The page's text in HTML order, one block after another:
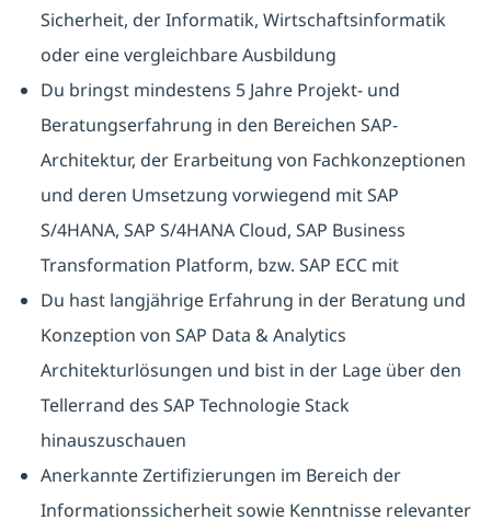
Sicherheit, der Informatik, Wirtschaftsinformatik
oder eine vergleichbare Ausbildung
Du bringst mindestens 5 Jahre Projekt- und
Beratungserfahrung in den Bereichen SAP-
Architektur, der Erarbeitung von Fachkonzeptionen
und deren Umsetzung vorwiegend mit SAP
S/4HANA, SAP S/4HANA Cloud, SAP Business
Transformation Platform, bzw. SAP ECC mit
Du hast langjährige Erfahrung in der Beratung und
Konzeption von SAP Data & Analytics
Architekturlösungen und bist in der Lage über den
Tellerrand des SAP Technologie Stack
hinauszuschauen
Anerkannte Zertifizierungen im Bereich der
Informationssicherheit sowie Kenntnisse relevanter